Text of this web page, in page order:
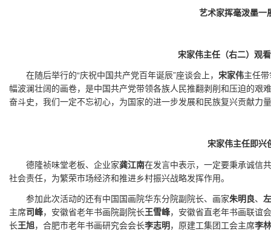
艺术家挥毫泼墨一
宋家伟主任（右二）观
在随后举行的“庆祝中国共产党百年诞辰”座谈会上， 宋家伟主任
幅波澜壮阔的画卷，是中国共产党带领各族人民推翻剥削和压迫的艰
奋斗史，我们一定不忘初心，为国家的进一步发展和民族复兴贡献力
宋家伟主任即兴
德隆祯味堂老板、企业家龚江南在发言中表示，一定要秉承诚信
社会责任，为繁荣市场经济和推进乡村振兴战略发挥作用。
参加此次活动的还有中国国画院华东分院副院长、画家朱明良、
主席司峰，安徽省老年书画院副院长王雪峰，安徽省直老年书画联谊
长王旭，合肥市老年书画研究会会长李志明，原建工集团工会主席李林